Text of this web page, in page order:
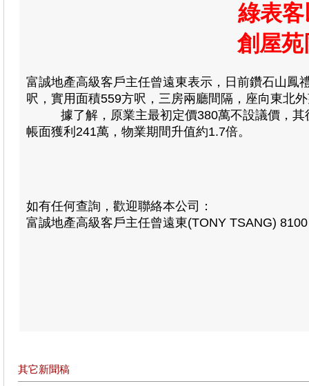
綠表
創屋
富誠地產高級客戶主任曾遠東表示，日前鑽石山鳳
呎，實用面積559方呎，三房兩廳間隔，座向東北
據了解，原業主最初定價380萬不設議價，其後
帳面獲利241萬，物業期間升值約1.7倍。
如有任何查詢，歡迎聯絡本公司：
富誠地產高級客戶主任曾遠東(TONY TSANG)
其它新聞稿